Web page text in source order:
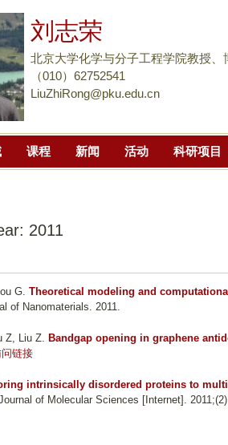
到
主
要
刘志荣
北京大学化学与分子工程学院教授、
（010）62752541
LiuZhiRong@pku.edu.cn
课程 新闻 活动 科研项目
2011
G. Theoretical modeling and
of Nanomaterials. 2011.
Z, Liu Z. Bandgap opening in graphene
链接
intrinsically disordered proteins to
of Molecular Sciences [Internet].